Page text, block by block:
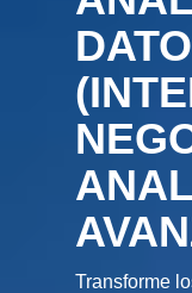
¿Qué Ofrecemos?
Ayudamos a las
crecimiento
ineficiencias y
Nuestro enfoque
costos, ejecución
impulsan la
Transforme